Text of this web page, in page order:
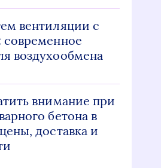
вентиляции с
современное
воздухообмена
внимание при
бетона в
доставка и